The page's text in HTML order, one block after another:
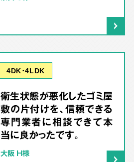
4DK･4LDK
衛生状態が悪化したゴミ屋
敷の片付けを、信頼できる
専門業者に相談できて本
当に良かったです。
大阪 H様